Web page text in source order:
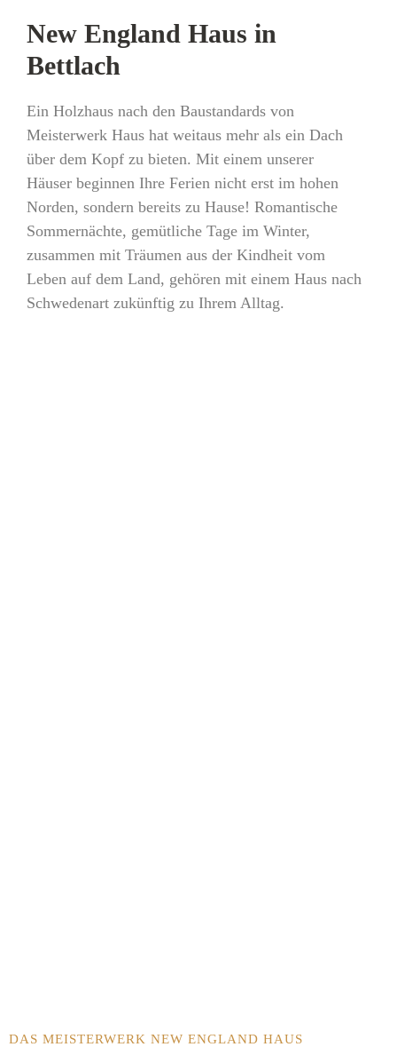
New England Haus in
Bettlach
Ein Holzhaus nach den Baustandards von
Meisterwerk Haus hat weitaus mehr als ein Dach
über dem Kopf zu bieten. Mit einem unserer
Häuser beginnen Ihre Ferien nicht erst im hohen
Norden, sondern bereits zu Hause! Romantische
Sommernächte, gemütliche Tage im Winter,
zusammen mit Träumen aus der Kindheit vom
Leben auf dem Land, gehören mit einem Haus nach
Schwedenart zukünftig zu Ihrem Alltag.
DAS MEISTERWERK NEW ENGLAND HAUS